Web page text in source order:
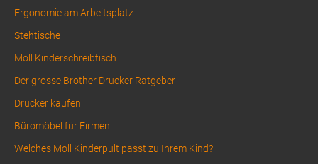
Ergonomie am Arbeitsplatz
Stehtische
Moll Kinderschreibtisch
Der grosse Brother Drucker Ratgeber
Drucker kaufen
Büromöbel für Firmen
Welches Moll Kinderpult passt zu Ihrem Kind?